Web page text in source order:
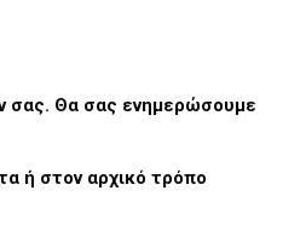
σας. Θα σας ενημερώσουμε
ή στον αρχικό τρόπο